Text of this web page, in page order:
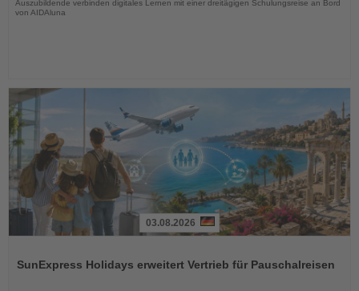
Auszubildende verbinden digitales Lernen mit einer dreitägigen Schulungsreise an Bord
von AIDAluna
die
03.08.2026
SunExpress Holidays erweitert Vertrieb für Pauschalreisen